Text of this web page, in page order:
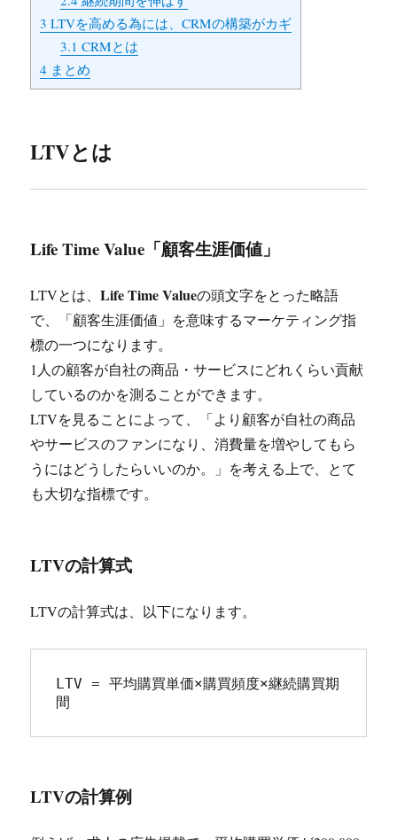
3 LTVを高める為には、CRMの構築がカギ
3.1 CRMとは
4 まとめ
LTVとは
Life Time Value「顧客生涯価値」
LTVとは、Life Time Valueの頭文字をとった略語
で、「顧客生涯価値」を意味するマーケティング指
標の一つになります。
1人の顧客が自社の商品・サービスにどれくらい貢献
しているのかを測ることができます。
LTVを見ることによって、「より顧客が自社の商品
やサービスのファンになり、消費量を増やしてもら
うにはどうしたらいいのか。」を考える上で、とて
も大切な指標です。
LTVの計算式
LTVの計算式は、以下になります。
LTV = 平均購買単価×購買頻度×継続購買期
間
LTVの計算例